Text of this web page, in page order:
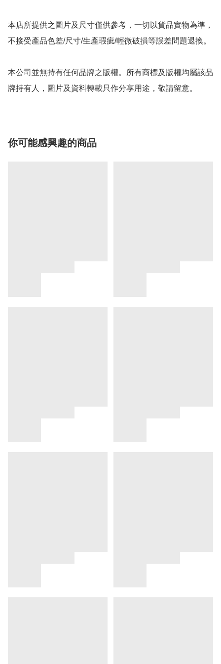
本店所提供之圖片及尺寸僅供參考，一切以貨品實物為準，
不接受產品色差/尺寸/生產瑕疵/輕微破損等誤差問題退換。
本公司並無持有任何品牌之版權。所有商標及版權均屬該品
牌持有人，圖片及資料轉載只作分享用途，敬請留意。
你可能感興趣的商品